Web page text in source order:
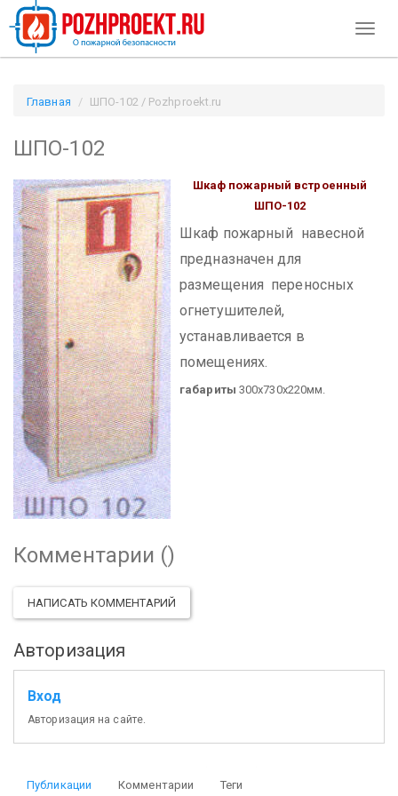
Главная ШПО-102 / Pozhproekt.ru
ШПО-102
Шкаф пожарный встроенный
ШПО-102
Шкаф пожарный навесной
предназначен для
размещения переносных
огнетушителей,
устанавливается в
помещениях.
габариты 300х730х220мм.
Комментарии ()
НАПИСАТЬ КОММЕНТАРИЙ
Авторизация
Вход
Авторизация на сайте.
Публикации Комментарии Теги